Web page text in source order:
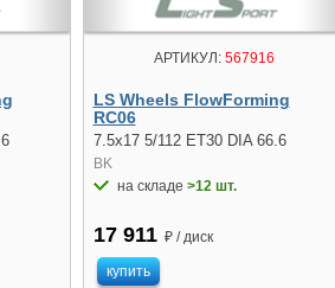
АРТИКУЛ: 567916
LS Wheels FlowForming
RC06
7.5x17 5/112 ET30 DIA 66.6
BK
на складе >12 шт.
17 911 ₽ / диск
купить